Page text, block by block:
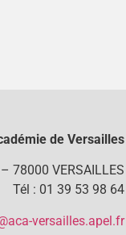
de Versailles
78000 VERSAILLES
Tél : 01 39 53 98 64
versailles.apel.fr